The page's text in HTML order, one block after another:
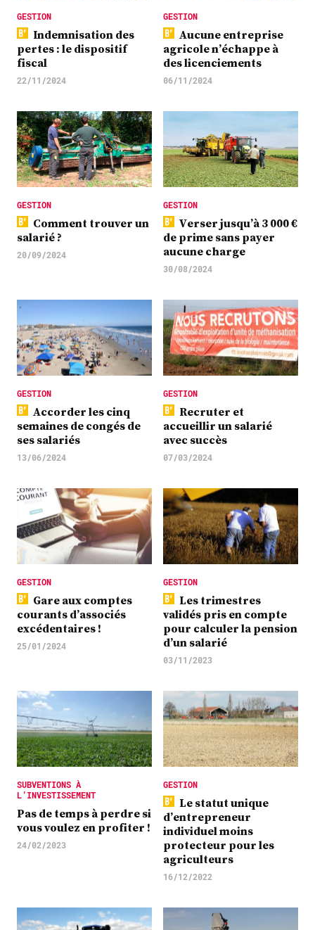
GESTION
Indemnisation des
pertes : le dispositif
fiscal
22/11/2024
GESTION
Aucune entreprise
agricole n’échappe à
des licenciements
06/11/2024
GESTION
Comment trouver un
salarié ?
20/09/2024
GESTION
Verser jusqu’à 3 000 €
de prime sans payer
aucune charge
30/08/2024
GESTION
Accorder les cinq
semaines de congés de
ses salariés
13/06/2024
GESTION
Recruter et
accueillir un salarié
avec succès
07/03/2024
GESTION
Gare aux comptes
courants d’associés
excédentaires !
25/01/2024
GESTION
Les trimestres
validés pris en compte
pour calculer la pension
d’un salarié
03/11/2023
SUBVENTIONS À
L’INVESTISSEMENT
Pas de temps à perdre si
vous voulez en profiter !
24/02/2023
GESTION
Le statut unique
d’entrepreneur
individuel moins
protecteur pour les
agriculteurs
16/12/2022